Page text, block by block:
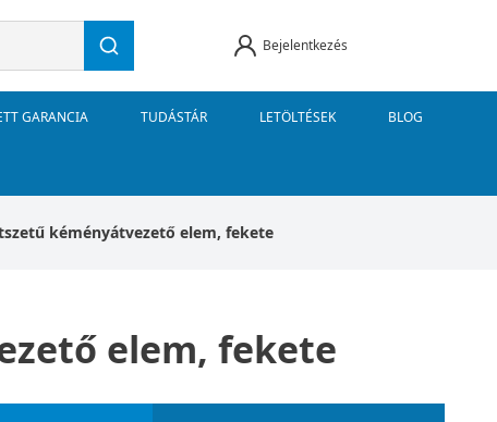
Bejelentkezés
GARANCIA TUDÁSTÁR LETÖLTÉSEK BLOG
kéményátvezető elem, fekete
elem, fekete